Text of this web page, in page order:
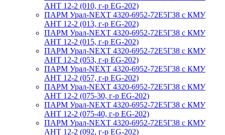
АНТ 12-2 (010, г-р EG-202)
ПАРМ Урал-NEXT 4320-6952-72Е5Г38 с КМУ
АНТ 12-2 (013, г-р EG-202)
ПАРМ Урал-NEXT 4320-6952-72Е5Г38 с КМУ
АНТ 12-2 (015, г-р EG-202)
ПАРМ Урал-NEXT 4320-6952-72Е5Г38 с КМУ
АНТ 12-2 (053, г-р EG-202)
ПАРМ Урал-NEXT 4320-6952-72Е5Г38 с КМУ
АНТ 12-2 (057, г-р EG-202)
ПАРМ Урал-NEXT 4320-6952-72Е5Г38 с КМУ
АНТ 12-2 (075-30, г-р EG-202)
ПАРМ Урал-NEXT 4320-6952-72Е5Г38 с КМУ
АНТ 12-2 (075-40, г-р EG-202)
ПАРМ Урал-NEXT 4320-6952-72Е5Г38 с КМУ
АНТ 12-2 (092, г-р EG-202)